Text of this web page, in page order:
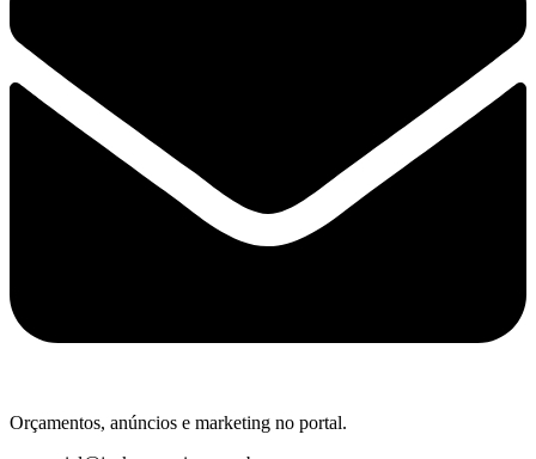
Orçamentos, anúncios e marketing no portal.